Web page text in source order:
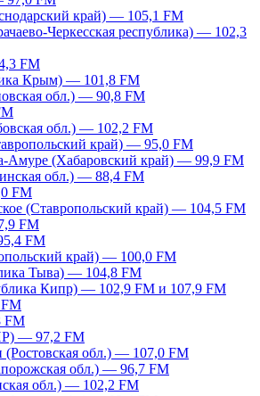
край) — 105,1 FM
Черкесская республика) — 102,3
FM
Крым) — 101,8 FM
обл.) — 90,8 FM
обл.) — 102,2 FM
край) — 95,0 FM
Амуре (Хабаровский край) — 99,9 FM
обл.) — 88,4 FM
FM
(Ставропольский край) — 104,5 FM
FM
FM
край) — 100,0 FM
Тыва) — 104,8 FM
Кипр) — 102,9 FM и 107,9 FM
FM
— 97,2 FM
(Ростовская обл.) — 107,0 FM
обл.) — 96,7 FM
обл.) — 102,2 FM